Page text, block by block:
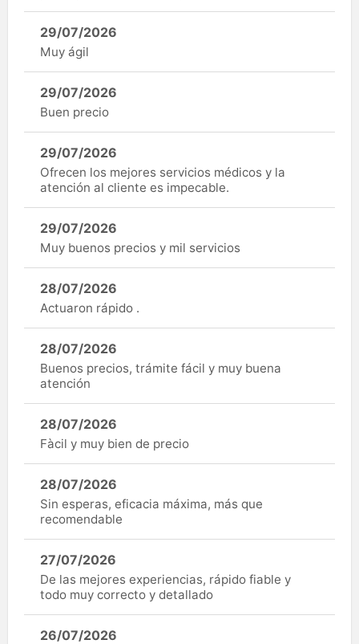
29/07/2026
Muy ágil
29/07/2026
Buen precio
29/07/2026
Ofrecen los mejores servicios médicos y la
atención al cliente es impecable.
29/07/2026
Muy buenos precios y mil servicios
28/07/2026
Actuaron rápido .
28/07/2026
Buenos precios, trámite fácil y muy buena
atención
28/07/2026
Fàcil y muy bien de precio
28/07/2026
Sin esperas, eficacia máxima, más que
recomendable
27/07/2026
De las mejores experiencias, rápido fiable y
todo muy correcto y detallado
26/07/2026